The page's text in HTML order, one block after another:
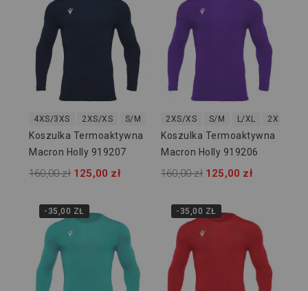
4XS/3XS 2XS/XS S/M L/XL 2XL/3XL
Koszulka Termoaktywna
Macron Holly 919207
160,00 zł 125,00 zł
2XS/XS S/M L/XL 2XL/3XL
Koszulka Termoaktywna
Macron Holly 919206
160,00 zł 125,00 zł
-35,00 ZŁ -35,00 ZŁ